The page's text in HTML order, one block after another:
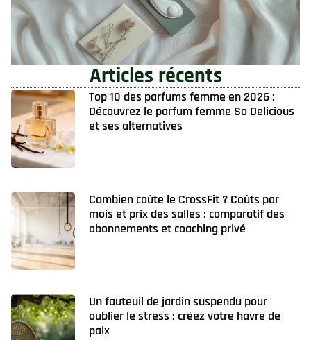
Articles récents
Top 10 des parfums femme en 2026 :
Découvrez le parfum femme So Delicious
et ses alternatives
Combien coûte le CrossFit ? Coûts par
mois et prix des salles : comparatif des
abonnements et coaching privé
Un fauteuil de jardin suspendu pour
oublier le stress : créez votre havre de
paix